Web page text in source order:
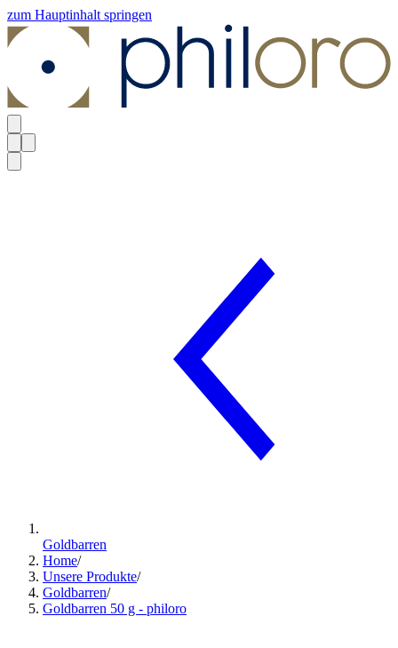
zum Hauptinhalt springen
Goldbarren
Home/
Unsere Produkte/
Goldbarren/
Goldbarren 50 g - philoro